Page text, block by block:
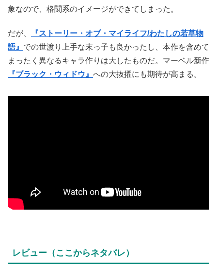
象なので、格闘系のイメージができてしまった。
だが、
『ストーリー・オブ・マイライフ/わたしの若草物
語』 での世渡り上手な末っ子も良かったし、本作を含めて
まったく異なるキャラ作りは大したものだ。マーベル新作
『ブラック・ウィドウ』 への大抜擢にも期待が高まる。
レビュー（ここからネタバレ）